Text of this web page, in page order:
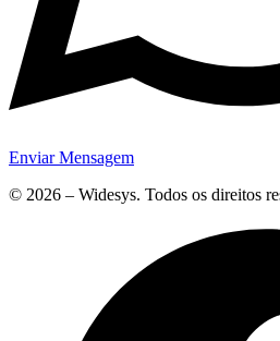
Enviar Mensagem
© 2026 – Widesys. Todos os direitos